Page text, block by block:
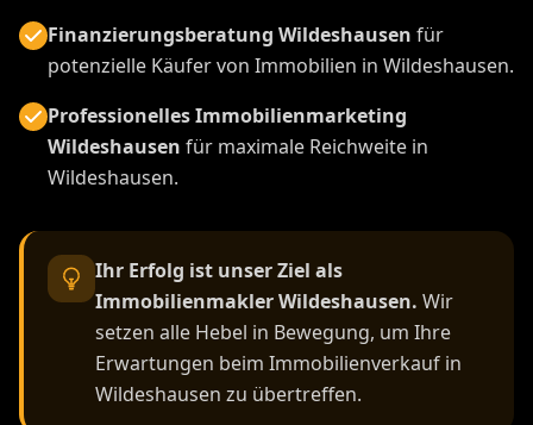
Finanzierungsberatung Wildeshausen für
potenzielle Käufer von Immobilien in Wildeshausen.
Professionelles Immobilienmarketing
Wildeshausen für maximale Reichweite in
Wildeshausen.
Ihr Erfolg ist unser Ziel als
Immobilienmakler Wildeshausen. Wir
setzen alle Hebel in Bewegung, um Ihre
Erwartungen beim Immobilienverkauf in
Wildeshausen zu übertreffen.